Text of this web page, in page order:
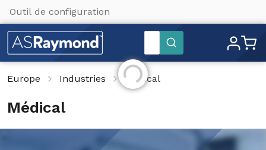
Outil de configuration
Paramètres du site
Rechercher
Europe Industries Médical
Initialisation...
Médical